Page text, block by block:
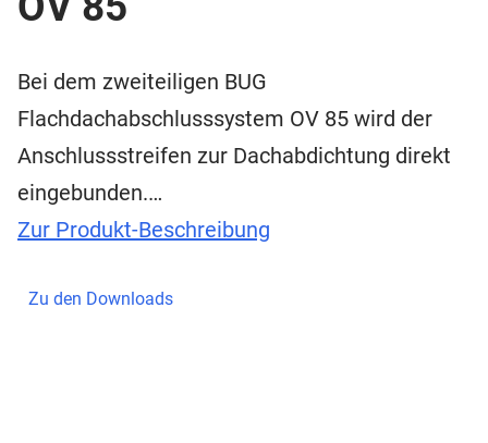
Bei dem zweiteiligen BUG
Flachdachabschlusssystem OV 85 wird der
Anschlussstreifen zur Dachabdichtung direkt
eingebunden.…
Zur Produkt-Beschreibung
Zu den Downloads